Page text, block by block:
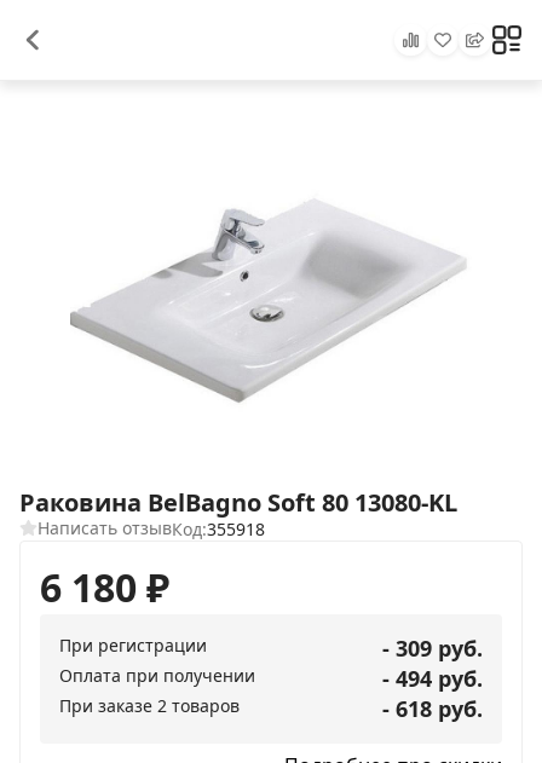
Раковина BelBagno Soft 80 13080-KL
Написать отзывКод:355918
6 180₽
При регистрации - 309 руб.
Оплата при получении - 494 руб.
При заказе 2 товаров - 618 руб.